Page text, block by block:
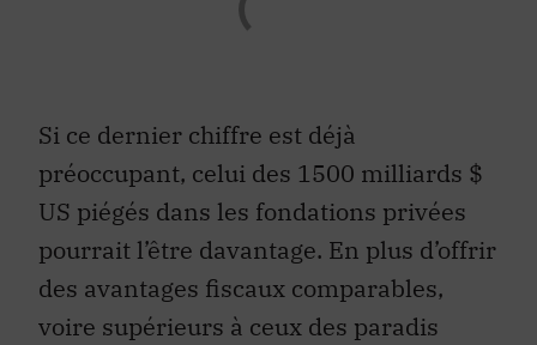
Si ce dernier chiffre est déjà
préoccupant, celui des 1500 milliards $
US piégés dans les fondations privées
pourrait l’être davantage. En plus d’offrir
des avantages fiscaux comparables,
voire supérieurs à ceux des paradis